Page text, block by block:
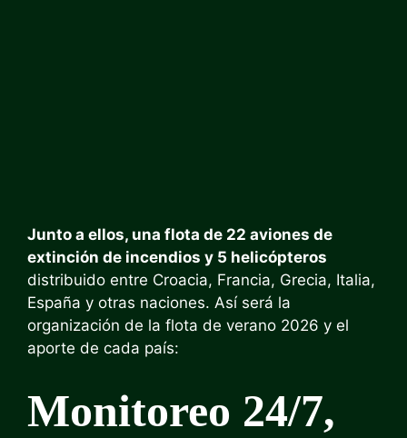
Junto a ellos, una flota de 22 aviones de
extinción de incendios y 5 helicópteros
distribuido entre Croacia, Francia, Grecia, Italia,
España y otras naciones. Así será la
organización de la flota de verano 2026 y el
aporte de cada país:
Monitoreo 24/7,